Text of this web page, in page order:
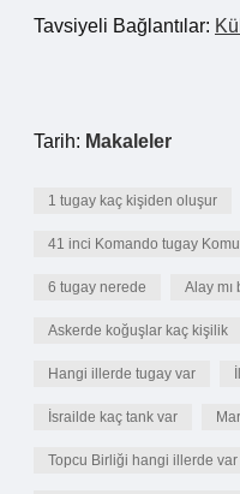
Tavsiyeli Bağlantılar:
Tarih: Makaleler
1 tugay kaç kişiden oluşur
41 inci Komando tugay
6 tugay nerede Alay mı
Askerde koğuşlar kaç kişilik
Hangi illerde tugay var
İsrailde kaç tank var
Topcu Birliği hangi illerde var